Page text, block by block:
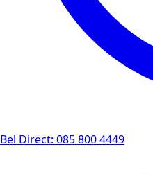
Bel Direct: 085 800 4449